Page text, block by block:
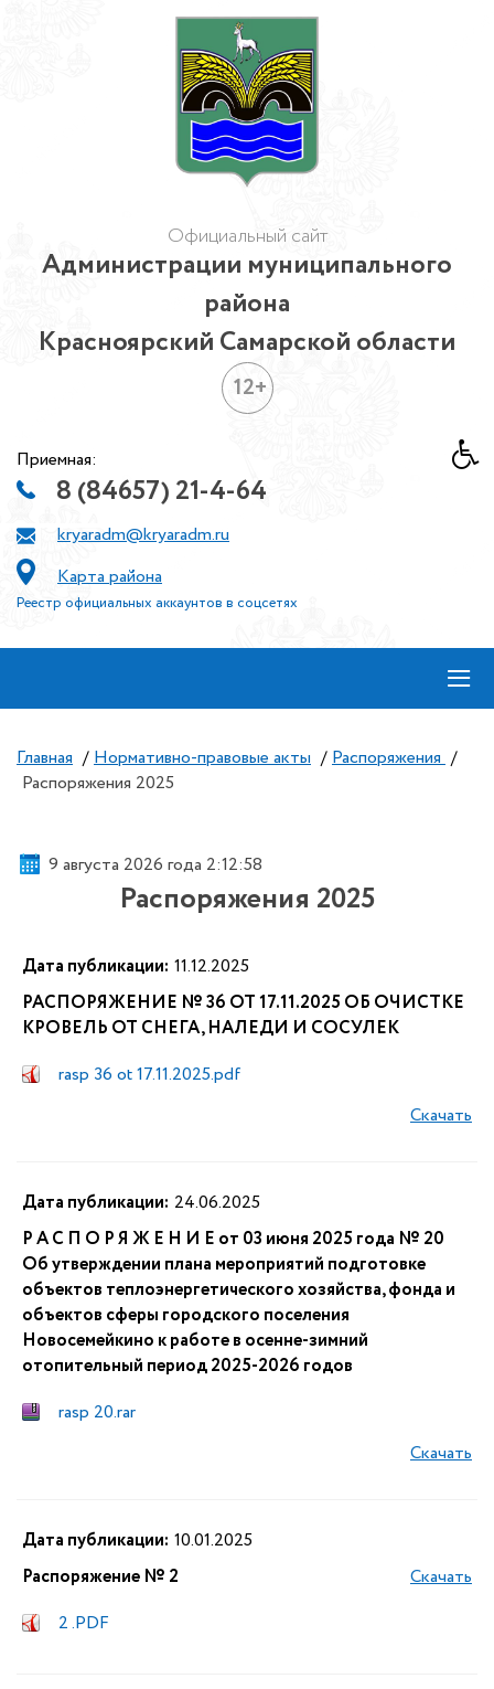
Официальный сайт
Администрации муниципального
района
Красноярский Самарской области
12+
Приемная:
8 (84657) 21-4-64
kryaradm@kryaradm.ru
Карта района
Реестр официальных аккаунтов в соцсетях
≡
Главная / Нормативно-правовые акты / Распоряжения /
Распоряжения 2025
9 августа 2026 года 2:12:58
Распоряжения 2025
Дата публикации: 11.12.2025
РАСПОРЯЖЕНИЕ № 36 ОТ 17.11.2025 ОБ ОЧИСТКЕ
КРОВЕЛЬ ОТ СНЕГА, НАЛЕДИ И СОСУЛЕК
rasp 36 ot 17.11.2025.pdf
Скачать
Дата публикации: 24.06.2025
Р А С П О Р Я Ж Е Н И Е от 03 июня 2025 года № 20
Об утверждении плана мероприятий подготовке
объектов теплоэнергетического хозяйства, фонда и
объектов сферы городского поселения
Новосемейкино к работе в осенне-зимний
отопительный период 2025-2026 годов
rasp 20.rar
Скачать
Дата публикации: 10.01.2025
Распоряжение № 2
2 .PDF
Скачать